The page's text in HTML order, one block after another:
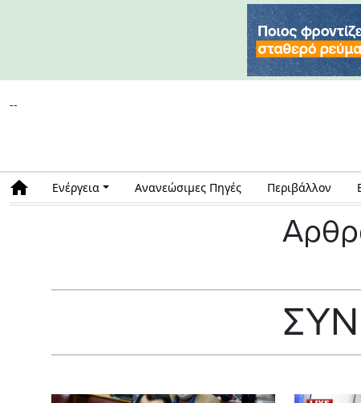
--
Ενέργεια Ανανεώσιμες Πηγές Περιβάλλον